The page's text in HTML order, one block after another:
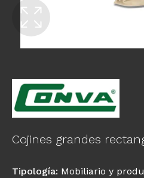
Cojines grandes
Tipología: Mobiliario y